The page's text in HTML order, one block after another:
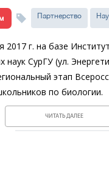
Партнерство
2017 г. на базе
наук СурГУ (ул.
этап
по биологии.
ЧИТАТЬ ДАЛЕЕ